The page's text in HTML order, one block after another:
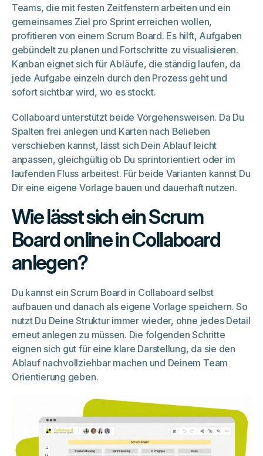
Teams, die mit festen Zeitfenstern arbeiten und ein
gemeinsames Ziel pro Sprint erreichen wollen,
profitieren von einem Scrum Board. Es hilft, Aufgaben
gebündelt zu planen und Fortschritte zu visualisieren.
Kanban eignet sich für Abläufe, die ständig laufen, da
jede Aufgabe einzeln durch den Prozess geht und
sofort sichtbar wird, wo es stockt.
Collaboard unterstützt beide Vorgehensweisen. Da Du
Spalten frei anlegen und Karten nach Belieben
verschieben kannst, lässt sich Dein Ablauf leicht
anpassen, gleichgültig ob Du sprintorientiert oder im
laufenden Fluss arbeitest. Für beide Varianten kannst Du
Dir eine eigene Vorlage bauen und dauerhaft nutzen.
Wie lässt sich ein Scrum
Board online in Collaboard
anlegen?
Du kannst ein Scrum Board in Collaboard selbst
aufbauen und danach als eigene Vorlage speichern. So
nutzt Du Deine Struktur immer wieder, ohne jedes Detail
erneut anlegen zu müssen. Die folgenden Schritte
eignen sich gut für eine klare Darstellung, da sie den
Ablauf nachvollziehbar machen und Deinem Team
Orientierung geben.